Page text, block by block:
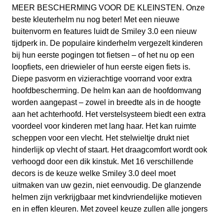
3.0
purple
star
S
45-
50cm
aantal
MEER BESCHERMING VOOR DE KLEINSTEN. Onze
beste kleuterhelm nu nog beter! Met een nieuwe
buitenvorm en features luidt de Smiley 3.0 een nieuw
tijdperk in. De populaire kinderhelm vergezelt kinderen
bij hun eerste pogingen tot fietsen – of het nu op een
loopfiets, een driewieler of hun eerste eigen fiets is.
Diepe pasvorm en vizierachtige voorrand voor extra
hoofdbescherming. De helm kan aan de hoofdomvang
worden aangepast – zowel in breedte als in de hoogte
aan het achterhoofd. Het verstelsysteem biedt een extra
voordeel voor kinderen met lang haar. Het kan ruimte
scheppen voor een vlecht. Het stelwieltje drukt niet
hinderlijk op vlecht of staart. Het draagcomfort wordt ook
verhoogd door een dik kinstuk. Met 16 verschillende
decors is de keuze welke Smiley 3.0 deel moet
uitmaken van uw gezin, niet eenvoudig. De glanzende
helmen zijn verkrijgbaar met kindvriendelijke motieven
en in effen kleuren. Met zoveel keuze zullen alle jongers